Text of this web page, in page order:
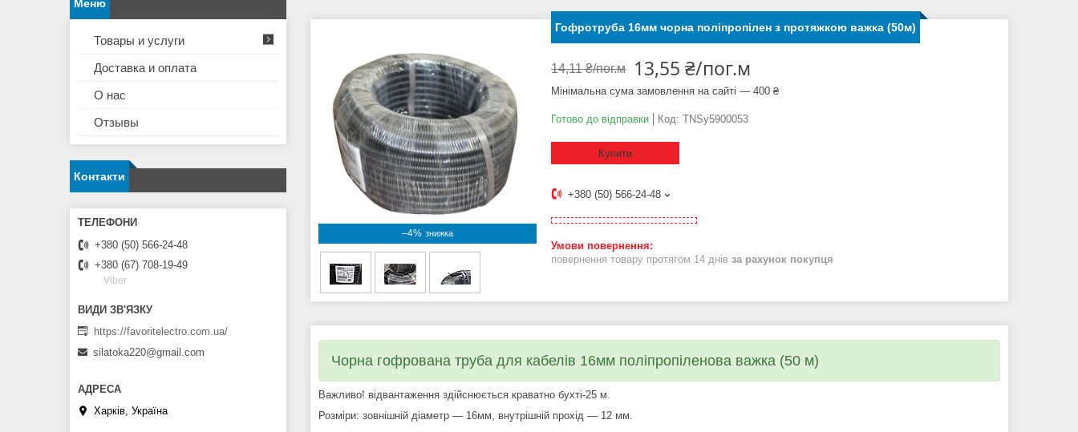
–4%
Гофротруба 16мм чорна поліпропілен з протяжкою важка (50м)
14,11 ₴/пог.м 13,55 ₴/пог.м
Мінімальна сума замовлення на сайті — 400 ₴
Готово до відправки Код: TNSy5900053
Купити
+380 (50) 566-24-48
повернення товару протягом 14 днів за рахунок покупця
Чорна гофрована труба для кабелів 16мм поліпропіленова важка (50 м)
Важливо! відвантаження здійснюється краватно бухті-25 м.
Розміри: зовнішній діаметр — 16мм, внутрішній прохід — 12 мм.
Товары и услуги
Доставка и оплата
О нас
Отзывы
Контакти
+380 (50) 566-24-48
+380 (67) 708-19-49
Viber
https://favoritelectro.com.ua/
silatoka220@gmail.com
Харків, Україна